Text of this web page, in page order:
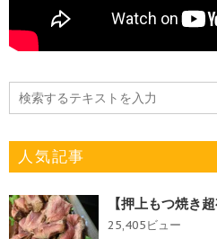
人気記事
【押上もつ焼き
25,405ビュー